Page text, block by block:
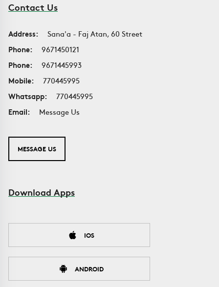
Contact Us
Address:
Sana'a - Faj Atan, 60 Street
Phone:
9671450121
Phone:
9671445993
Mobile:
770445995
Whatsapp:
770445995
Email:
Message Us
MESSAGE US
Download Apps
IOS
ANDROID